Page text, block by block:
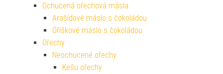
Ochucená ořechová másla
Arašídové máslo s čokoládou
Oříškové máslo s čokoládou
Ořechy
Neochucené ořechy
Kešu ořechy